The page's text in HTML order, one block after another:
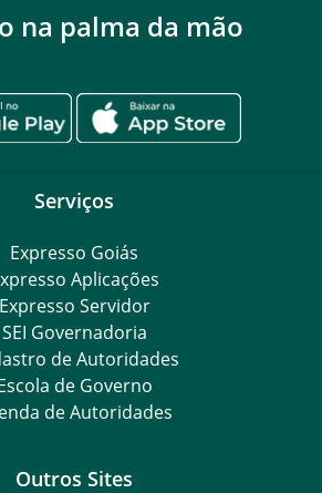
na palma da mão
Serviços
Expresso Goiás
Aplicações
Expresso Servidor
SEI Governadoria
de Autoridades
de Governo
de Autoridades
Outros Sites